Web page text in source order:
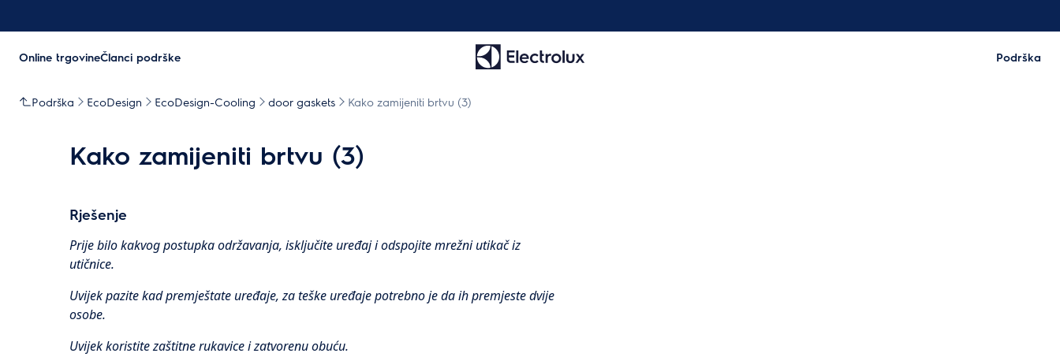
Online trgovineČlanci podrške Podrška
Podrška EcoDesign EcoDesign-Cooling door gaskets Kako zamijeniti brtvu (3)
Kako zamijeniti brtvu (3)
Rješenje
Prije bilo kakvog postupka održavanja, isključite uređaj i odspojite mrežni utikač iz
utičnice.
Uvijek pazite kad premještate uređaje, za teške uređaje potrebno je da ih premjeste dvije
osobe.
Uvijek koristite zaštitne rukavice i zatvorenu obuću.